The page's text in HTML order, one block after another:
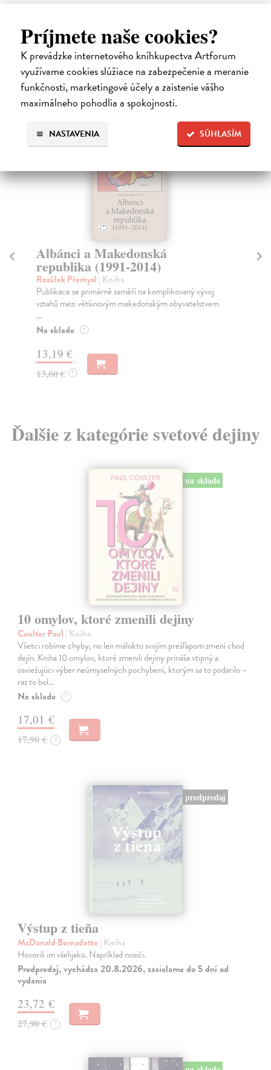
Príjmete naše cookies?
K prevádzke internetového kníhkupectva Artforum
využívame cookies slúžiace na zabezpečenie a meranie
funkčnosti, marketingové účely a zaistenie vášho
maximálneho pohodlia a spokojnosti.
SÚHLASÍM
NASTAVENIA
High-contrast mode
Čitatelia s podobným vkusom si
kúpili aj:
na sklade
Albánci a Makedonská
republika (1991-2014)
Rosůlek Přemysl | Kniha
Publikace se primárně zaměří na komplikovaný vývoj
vztahů mezi většinovým makedonským obyvatelstvem
...
Na sklade ?
13,19 €
13,60 € ?
Ďalšie z kategórie svetové dejiny
na sklade
10 omylov, ktoré zmenili dejiny
Coulter Paul | Kniha
Všetci robíme chyby, no len málokto svojím prešľapom zmení chod
dejín. Kniha 10 omylov, ktoré zmenili dejiny prináša vtipný a
osviežujúci výber neúmyselných pochybení, ktorým sa to podarilo –
raz to bol…
Na sklade ?
17,01 €
17,90 € ?
predpredaj
Výstup z tieňa
McDonald Bernadette | Kniha
Hovorili im všelijako. Napríklad nosiči.
Predpredaj, vychádza 20.8.2026, zasielame do 5 dní od
vydania
23,72 €
27,90 € ?